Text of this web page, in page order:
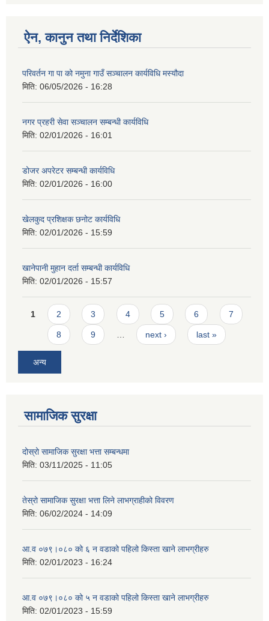
ऐन, कानुन तथा निर्देशिका
परिवर्तन गा पा को नमुना गाउँ सञ्चालन कार्यविधि मस्यौदा
मिति: 06/05/2026 - 16:28
नगर प्रहरी सेवा सञ्चालन सम्बन्धी कार्यविधि
मिति: 02/01/2026 - 16:01
डोजर अपरेटर सम्बन्धी कार्यविधि
मिति: 02/01/2026 - 16:00
खेलकुद प्रशिक्षक छनोट कार्यविधि
मिति: 02/01/2026 - 15:59
खानेपानी मुहान दर्ता सम्बन्धी कार्यविधि
मिति: 02/01/2026 - 15:57
Pages
1 2 3 4 5 6 7
8 9 next › last »
अन्य
सामाजिक सुरक्षा
दोस्रो सामाजिक सुरक्षा भत्ता सम्बन्धमा
मिति: 03/11/2025 - 11:05
तेस्रो सामाजिक सुरक्षा भत्ता लिने लाभग्राहीको विवरण
मिति: 06/02/2024 - 14:09
आ.व ०७९।०८० को ६ न‌‍ वडाको पहिलो किस्ता खाने लाभग्रीहरु
मिति: 02/01/2023 - 16:24
आ.व ०७९।०८० को ५ न‌‍ वडाको पहिलो किस्ता खाने लाभग्रीहरु
मिति: 02/01/2023 - 15:59